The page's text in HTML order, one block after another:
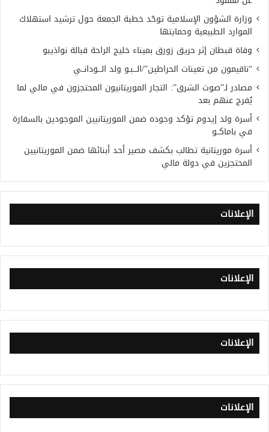
وزارة الشؤون الإسلامية توحّد خطبة الجمعة حول ترشيد استهلاك
الموارد الطبيعية وحمايتها
وفاة قبطان إثر حريق زورق بميناء خليج الراحة قبالة نواذيبو
“ناقيمون من تعينات الحراطين”/الـــبـو ولد الـــودانــي
مصادر لـ”صوت الشرق”: التجار الموريتانيون المحتجزون في مالي لما
يُفرج عنهم بعد
أسرة ولد إيدوم تؤكد وجوده ضمن الموريتانيين الموجودين بالسفارة
في باماكــو
أسرة موريتانية تطالب بكشف مصير أحد أبنائها ضمن الموريتانيين
المحتجزين في دولة مالي
الإعلانات
الإعلانات
الإعلانات
الإعلانات